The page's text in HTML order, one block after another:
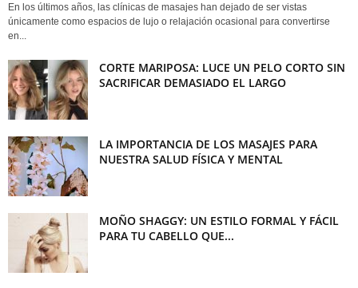
En los últimos años, las clínicas de masajes han dejado de ser vistas
únicamente como espacios de lujo o relajación ocasional para convertirse
en...
CORTE MARIPOSA: LUCE UN PELO CORTO SIN
SACRIFICAR DEMASIADO EL LARGO
LA IMPORTANCIA DE LOS MASAJES PARA
NUESTRA SALUD FÍSICA Y MENTAL
MOÑO SHAGGY: UN ESTILO FORMAL Y FÁCIL
PARA TU CABELLO QUE...